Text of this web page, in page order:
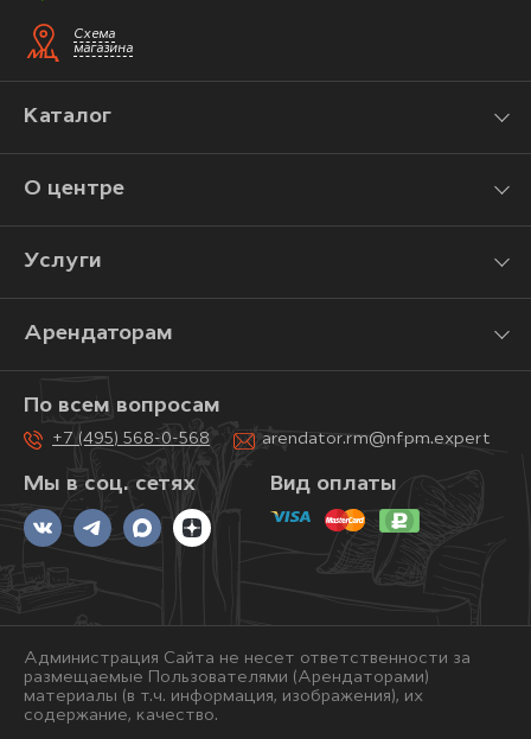
Схема
магазина
Каталог
О центре
Услуги
Арендаторам
Мы в соц. сетях
По всем вопросам
+7 (495) 568-0-568 arendator.rm@nfpm.expert
Вид оплаты
Администрация Сайта не несет ответственности за
размещаемые Пользователями (Арендаторами)
материалы (в т.ч. информация, изображения), их
содержание, качество.